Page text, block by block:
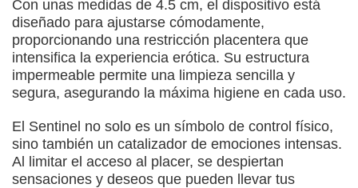
Con unas medidas de 4.5 cm, el dispositivo está
diseñado para ajustarse cómodamente,
proporcionando una restricción placentera que
intensifica la experiencia erótica. Su estructura
impermeable permite una limpieza sencilla y
segura, asegurando la máxima higiene en cada uso.
El Sentinel no solo es un símbolo de control físico,
sino también un catalizador de emociones intensas.
Al limitar el acceso al placer, se despiertan
sensaciones y deseos que pueden llevar tus